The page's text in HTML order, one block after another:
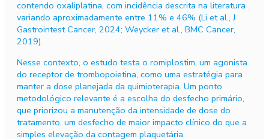
contendo oxaliplatina, com incidência descrita na literatura
variando aproximadamente entre 11% e 46% (Li et al., J
Gastrointest Cancer, 2024; Weycker et al., BMC Cancer,
2019).
Nesse contexto, o estudo testa o romiplostim, um agonista
do receptor de trombopoietina, como uma estratégia para
manter a dose planejada da quimioterapia. Um ponto
metodológico relevante é a escolha do desfecho primário,
que priorizou a manutenção da intensidade de dose do
tratamento, um desfecho de maior impacto clínico do que a
simples elevação da contagem plaquetária.